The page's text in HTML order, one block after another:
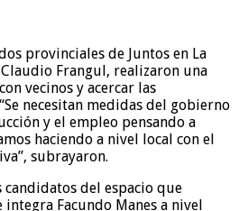
provinciales de Juntos en La
Frangul, realizaron una
vecinos y acercar las
necesitan medidas del gobierno
y el empleo pensando a
haciendo a nivel local con el
subrayaron.
del espacio que
Facundo Manes a nivel